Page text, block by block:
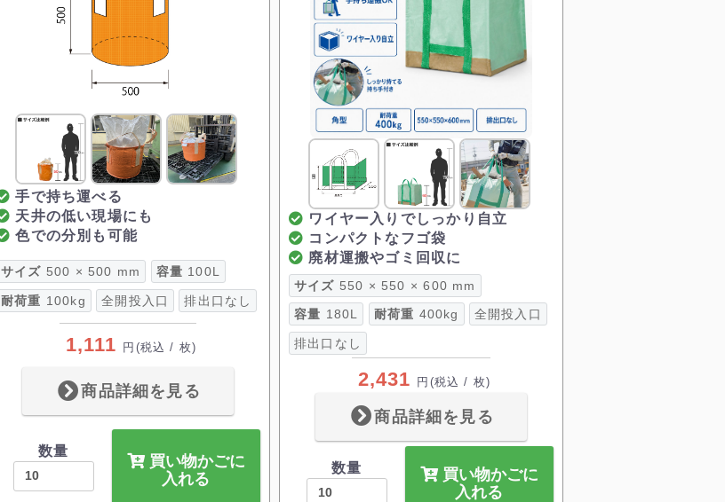
手で持ち運べる
天井の低い現場にも
色での分別も可能
サイズ 500 × 500 mm 容量 100L
耐荷重 100kg 全開投入口 排出口なし
1,111 円 (税込 / 枚)
商品詳細を見る
数量
買い物かごに
入れる
ワイヤー入りでしっかり自立
コンパクトなフゴ袋
廃材運搬やゴミ回収に
サイズ 550 × 550 × 600 mm
容量 180L 耐荷重 400kg 全開投入口
排出口なし
2,431 円 (税込 / 枚)
商品詳細を見る
数量
買い物かごに
入れる